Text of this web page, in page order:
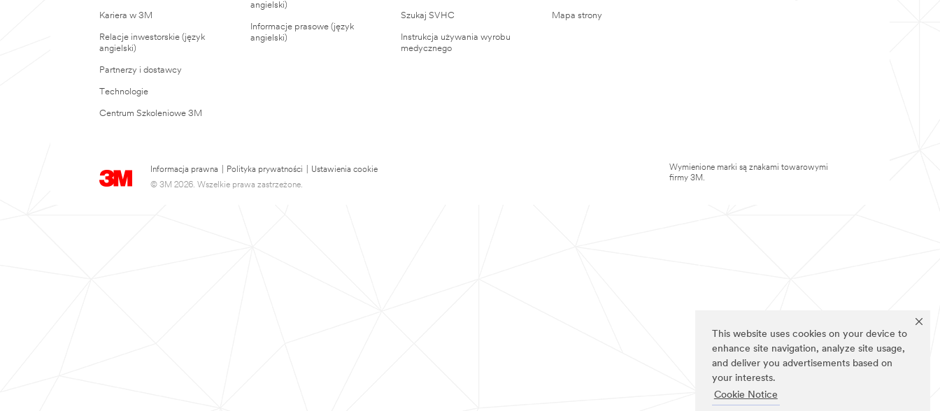
This website uses cookies on your device to
enhance site navigation, analyze site usage,
and deliver you advertisements based on
your interests.
Cookie Notice
Kariera w 3M
Relacje inwestorskie (język
angielski)
Partnerzy i dostawcy
Technologie
Centrum Szkoleniowe 3M
angielski)
Informacje prasowe (język
angielski)
Szukaj SVHC
Instrukcja używania wyrobu
medycznego
Mapa strony
Informacja prawna Polityka prywatności
Ustawienia cookie
© 3M 2026. Wszelkie prawa zastrzeżone.
Wymienione marki są znakami towarowymi
firmy 3M.